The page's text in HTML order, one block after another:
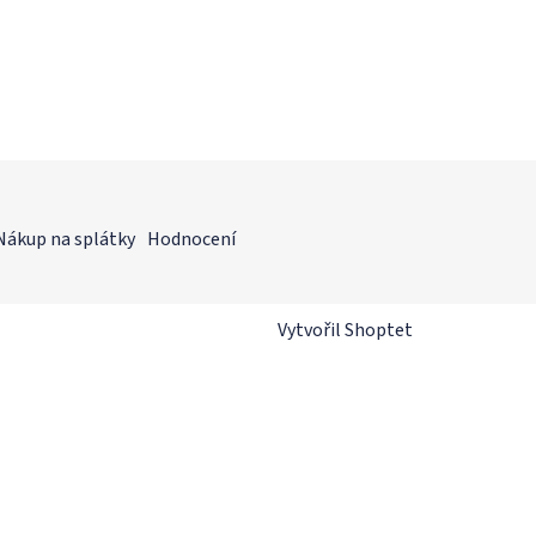
na splátky Hodnocení
Vytvořil Shoptet